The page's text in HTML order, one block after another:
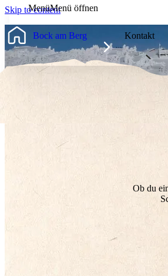
Skip to content
MenüMenü öffnen
BOCK AM
SOMMER
WINTER
Bock am Berg Kontakt
Ob du